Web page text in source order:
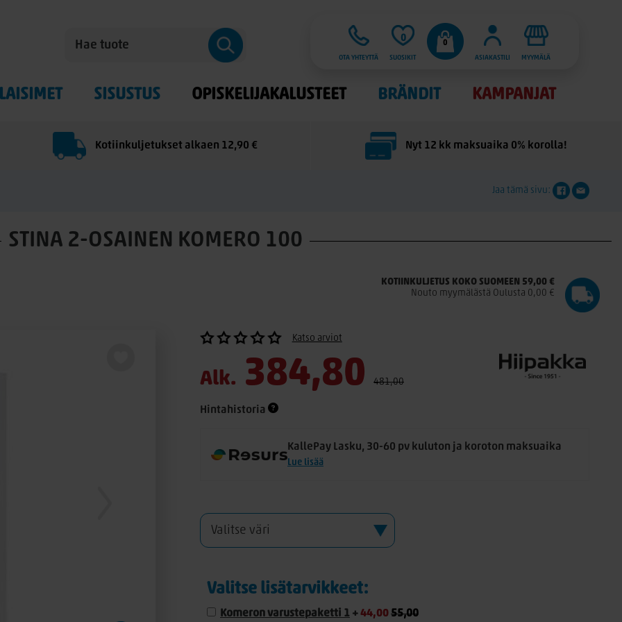
OTA YHTEYTTÄ
0
SUOSIKIT
0
ASIAKASTILI
MYYMÄLÄ
SISUSTUS OPISKELIJAKALUSTEET BRÄNDIT KAMPANJAT
Kotiinkuljetukset alkaen 12,90 € Nyt 12 kk maksuaika 0% korolla!
Jaa tämä sivu:
STINA 2-OSAINEN KOMERO 100
KOTIINKULJETUS KOKO SUOMEEN 59,00 €
Nouto myymälästä Oulusta 0,00 €
Katso arviot
Alk. 384,80 481,00
Hintahistoria
KallePay Lasku, 30-60 pv kuluton ja koroton maksuaika
Lue lisää
Valitse lisätarvikkeet:
Komeron varustepaketti 1 +44,0055,00